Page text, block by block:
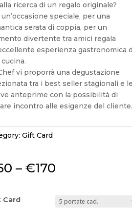
ricerca di un regalo originale?
speciale, per una
serata di coppia, per un
divertente tra amici regala
esperienza gastronomica
vi proporrà una degustazione
tra i best seller stagionali e le
anteprime con la possibilità di
incontro alle esigenze del cliente.
Gift Card
– €170
Card